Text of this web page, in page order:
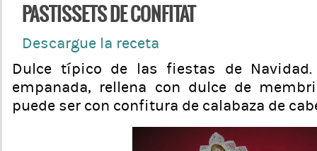
PASTISSETS DE CONFITAT
Descargue la receta
Dulce típico de las fiestas de Navidad.
empanada, rellena con dulce de
puede ser con confitura de calabaza de